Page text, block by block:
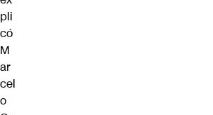
pli
có
M
ar
cel
o